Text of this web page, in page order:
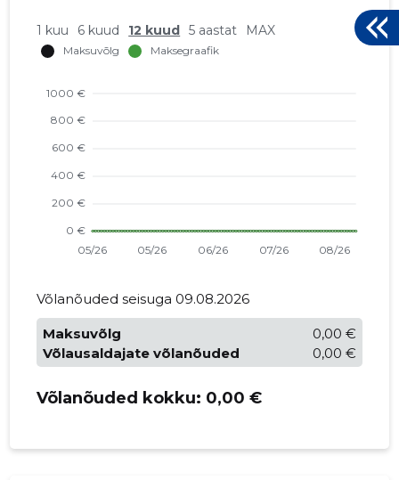
1 kuu 6 kuud 12 kuud 5 aastat MAX
Võlanõuded seisuga 09.08.2026
Maksuvõlg
0,00 €
Võlausaldajate võlanõuded
0,00 €
Võlanõuded kokku: 0,00 €